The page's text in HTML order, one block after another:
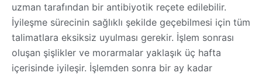
uzman tarafından bir antibiyotik reçete edilebilir.
İyileşme sürecinin sağlıklı şekilde geçebilmesi için tüm
talimatlara eksiksiz uyulması gerekir. İşlem sonrası
oluşan şişlikler ve morarmalar yaklaşık üç hafta
içerisinde iyileşir. İşlemden sonra bir ay kadar